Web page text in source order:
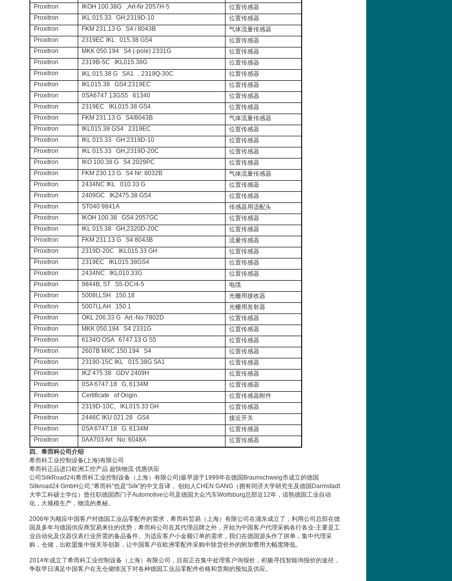
Proxitron
IKOH 100.38G ,Art-Nr 2057H-5
位置传感器
Proxitron
IKL 015.33 GH;2319D-10
位置传感器
Proxitron
FKM 231.13 G S4 / 8043B
气体流量传感器
Proxitron
2319EC IKL 015.38 GS4
位置传感器
Proxitron
MKK 050.194 S4 (-pole) 2331G
位置传感器
Proxitron
2319B-5C IKL015.38G
位置传感器
Proxitron
IKL 015.38 G SA1 ， 2319Q-30C
位置传感器
Proxitron
IKL015.38 GS4:2319EC
位置传感器
Proxitron
0SA6747.13GS5 61340
位置传感器
Proxitron
2319EC IKL015.38 GS4
位置传感器
Proxitron
FKM 231.13 G S4/8043B
气体流量传感器
Proxitron
IKL015.38 GS4 2319EC
位置传感器
Proxitron
IKL 015.33 GH:2319D-10
位置传感器
Proxitron
IKL 015.33 GH,2319D-20C
位置传感器
Proxitron
IKO 100.38 G S4 2029PC
位置传感器
Proxitron
FKM 230.13 G S4 Nr: 8032B
气体流量传感器
Proxitron
2434NC IKL 010.33 G
位置传感器
Proxitron
2409GC IKZ475.38 GS4
位置传感器
Proxitron
ST040 9841A
传感器用适配头
Proxitron
IKOH 100.38 GS4 2057GC
位置传感器
Proxitron
IKL 015.38 GH,2320D-20C
位置传感器
Proxitron
FKM 231.13 G S4 8043B
流量传感器
Proxitron
2319D-20C IKL015.33 GH
位置传感器
Proxitron
2319EC IKL015.38GS4
位置传感器
Proxitron
2434NC IKL010.33G
位置传感器
Proxitron
9844B, ST S5-DC/4-5
电缆
Proxitron
5008I,LSH 150.18
光栅用接收器
Proxitron
5007I,LAH 150.1
光栅用发射器
Proxitron
OKL 206.33 G Art.-No.7802D
位置传感器
Proxitron
MKK 050.194 S4 2331G
位置传感器
Proxitron
6134O OSA 6747.13 G S5
位置传感器
Proxitron
2607B MXC 150.194 S4
位置传感器
Proxitron
23190-15C IKL 015.38G SA1
位置传感器
Proxitron
IKZ 475.38 GDV 2409H
位置传感器
Proxitron
0SA 6747.18 G, 6134M
位置传感器
Proxitron
Certificate of Origin.
位置传感器附件
Proxitron
2319D-10C, IKL015.33 GH
位置传感器
Proxitron
2446C IKU 021.28 GS4
接近开关
Proxitron
0SA 6747.18 G. 6134M
位置传感器
Proxitron
0AA703 Art No: 6048A
位置传感器
四、希而科公司介绍
希而科工业控制设备(上海)有限公司
希而科正品进口欧洲工控产品 超快物流 优惠供应
公司 SilkRoad24(希而科工业控制设备（上海）有限公司 )最早源于1999年在德国 Braunschweig市成立的德国
Silkroad24 GmbH公司 ,“希而科"也是“Silk"的中文音译， 创始人CHEN GANG （拥有同济大学研究生及德国 Darmstadt
大学工科硕士学位）曾任职德国西门子Automotive公司及德国大众汽车Wolfsburg总部近12年，谙熟德国工业自动
化，大规模生产，物流的奥秘。
2006年为顺应中国客户对德国工业品零配件的需求，希而科贸易（上海）有限公司在浦东成立了，利用公司总部在德
国及多年与德国供应商贸易来往的优势，希而科公司在其代理品牌之外，开始为中国客户代理采购各行各业-主要是工
业自动化及仪器仪表行业所需的备品备件。为适应客户小金额订单的需求，我们在德国源头作了拼单，集中代理采
购，仓储，出欧盟集中报关等创新，让中国客户在欧洲零配件采购中除货价外的附加费用大幅度降低。
2014年成立了希而科工业控制设备（上海）有限公司，目前正在集中处理客户询报价，积极寻找智能询报价的途径，
争取早日满足中国客户在无仓储情况下对各种德国工业品零配件价格和货期的预知及供应。